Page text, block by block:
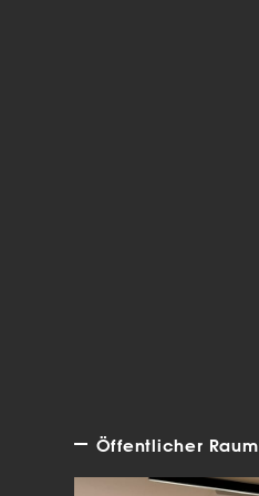
Öffentlicher Raum